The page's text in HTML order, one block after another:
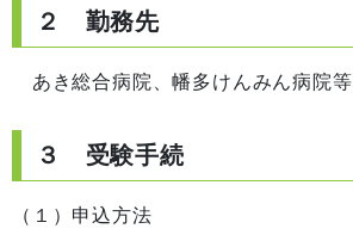
２ 勤務先
あき総合病院、幡多けんみん病院等
３ 受験手続
（１）申込方法